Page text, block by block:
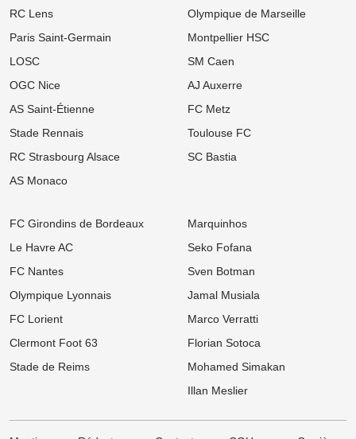
07/08
Mercato OM : Un Champion du Monde réclame son transfert à
Marseille !
Mercato OL : Accord trouvé avec une pépite de la Coupe du
pour Aït Boudlal
07/08 Ligue 1
LOSC, Bordeaux : Après son départ des Girondins, Rio Mavuba
Mercato : Le PSG frappe un grand coup avec Akliouche et
s'attaque au digne successeur de Donnarumma !
06/08 Ligue 1
enflamme l'After Foot !
RC Lens
Paris Saint-Germain
LOSC
OGC Nice
AS Saint-Étienne
Stade Rennais
RC Strasbourg Alsace
AS Monaco
Olympique de Marseille
Montpellier HSC
SM Caen
AJ Auxerre
FC Metz
Toulouse FC
SC Bastia
FC Girondins de Bordeaux
Le Havre AC
FC Nantes
Olympique Lyonnais
FC Lorient
Clermont Foot 63
Stade de Reims
Marquinhos
Seko Fofana
Sven Botman
Jamal Musiala
Marco Verratti
Florian Sotoca
Mohamed Simakan
Illan Meslier